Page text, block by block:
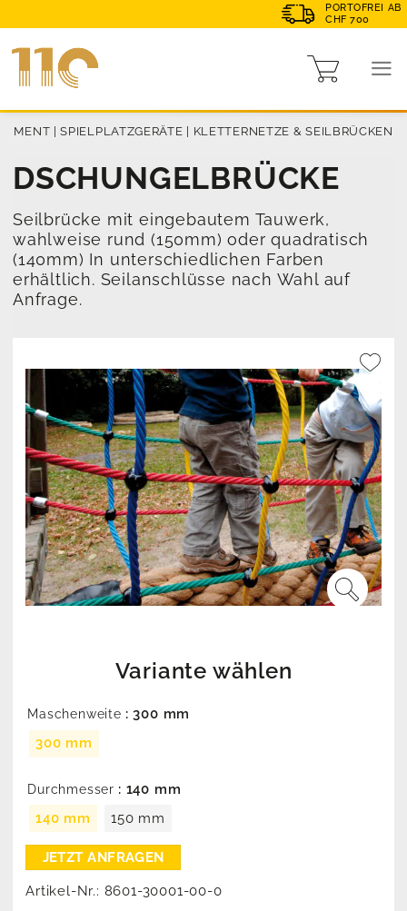
PORTOFREI AB
CHF 700
|SPIELPLATZGERÄTE | KLETTERNETZE & SEILBRÜCKEN
DSCHUNGELBRÜCKE
Seilbrücke mit eingebautem Tauwerk,
wahlweise rund (150mm) oder quadratisch
(140mm) In unterschiedlichen Farben
erhältlich. Seilanschlüsse nach Wahl auf
Anfrage.
Variante wählen
Maschenweite : 300 mm
300 mm
Durchmesser : 140 mm
140 mm
150 mm
Artikel-Nr.: 8601-30001-00-0